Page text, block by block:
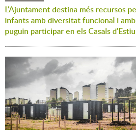
L'Ajuntament destina més recursos
infants amb diversitat funcional i
puguin participar en els Casals d'Estiu